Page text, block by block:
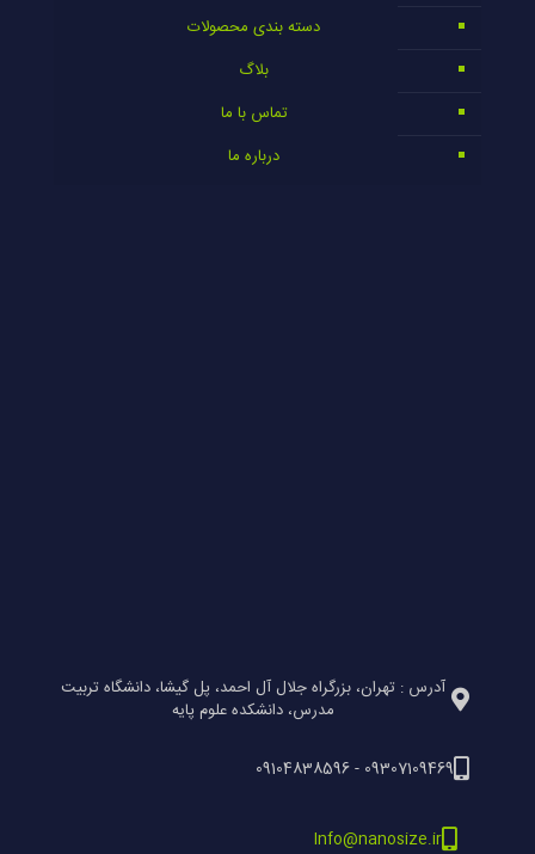
دسته بندی محصولات
بلاگ
تماس با ما
درباره ما
آدرس : تهران، بزرگراه جلال آل احمد، پل گیشا، دانشگاه تربیت
مدرس، دانشکده علوم پایه
09307109469 - 09104838596
Info@nanosize.ir